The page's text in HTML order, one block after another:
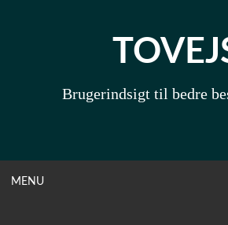
Brugerindsigt til bedre
MENUOPEN